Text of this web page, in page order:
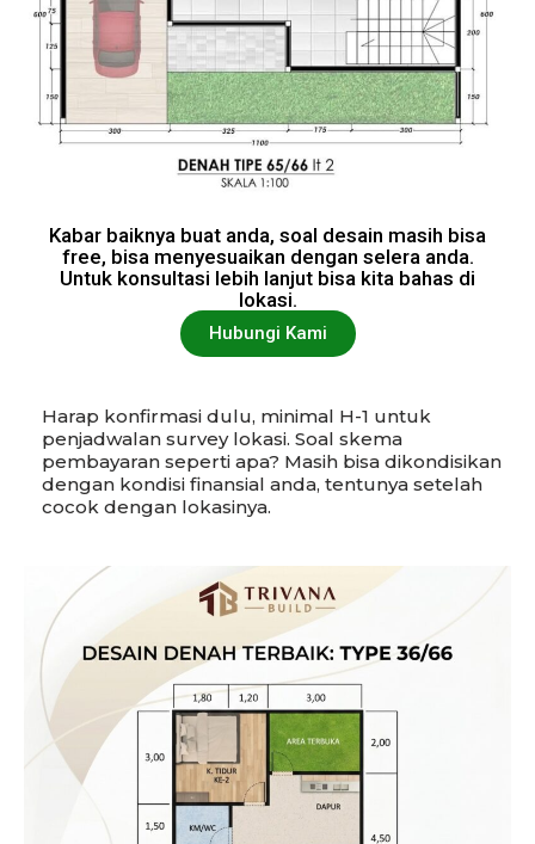
Kabar baiknya buat anda, soal desain masih bisa
free, bisa menyesuaikan dengan selera anda.
Untuk konsultasi lebih lanjut bisa kita bahas di
lokasi.
Hubungi Kami
Harap konfirmasi dulu, minimal H-1 untuk
penjadwalan survey lokasi. Soal skema
pembayaran seperti apa? Masih bisa dikondisikan
dengan kondisi finansial anda, tentunya setelah
cocok dengan lokasinya.